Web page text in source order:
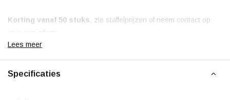
Korting vanaf 50 stuks, zie staffelprijzen of neem contact op
Vanaf 80 stuks prijs op aanvraag.
Lees meer
Specificaties